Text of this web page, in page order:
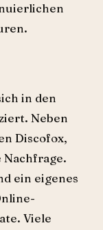
in den
Neben
Discofox,
Nachfrage.
ein eigenes
Viele